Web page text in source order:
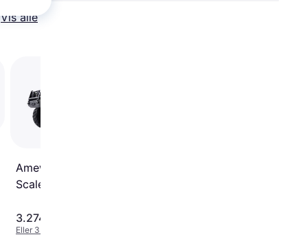
Vis alle
Amewi AMXRock RCX8BS
Scale Crawler Pick Up
3.274 kr.
Eller 3 betalinger af 1.091 kr.